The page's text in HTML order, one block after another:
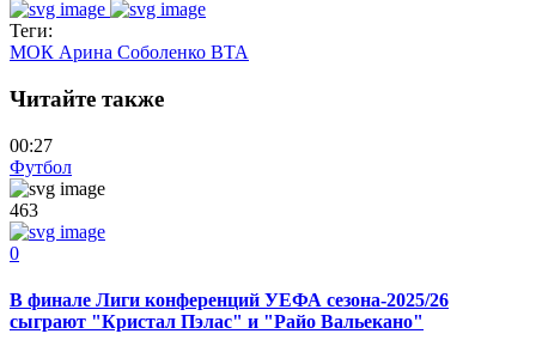
Теги:
МОК Арина Соболенко ВТА
Читайте также
00:27
Футбол
463
0
В финале Лиги конференций УЕФА сезона-2025/26
сыграют "Кристал Пэлас" и "Райо Вальекано"